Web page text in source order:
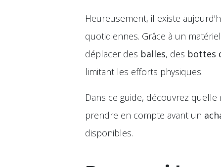
Heureusement, il existe
quotidiennes. Grâce à un
déplacer des balles, des bottes
limitant les efforts physiques.
Dans ce guide, découvrez
prendre en compte avant un
disponibles.